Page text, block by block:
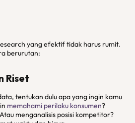
yang efektif tidak harus rumit.
berurutan:
Riset
tentukan dulu apa yang ingin kamu
memahami perilaku konsumen?
menganalisis posisi kompetitor?